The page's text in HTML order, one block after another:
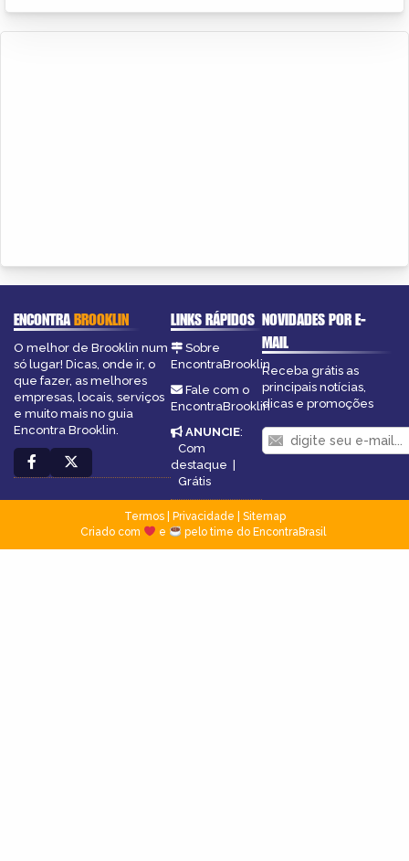
ENCONTRABROOKLIN
O melhor de Brooklin num
só lugar! Dicas, onde ir, o
que fazer, as melhores
empresas, locais, serviços
e muito mais no guia
Encontra Brooklin.
LINKS RÁPIDOS
Sobre
EncontraBrooklin
Fale com o
EncontraBrooklin
ANUNCIE:
Com
destaque |
Grátis
NOVIDADES POR E-
MAIL
Receba grátis as
principais notícias,
dicas e promoções
Termos| Privacidade
Sitemap
Criado com
e pelo time do EncontraBrasil